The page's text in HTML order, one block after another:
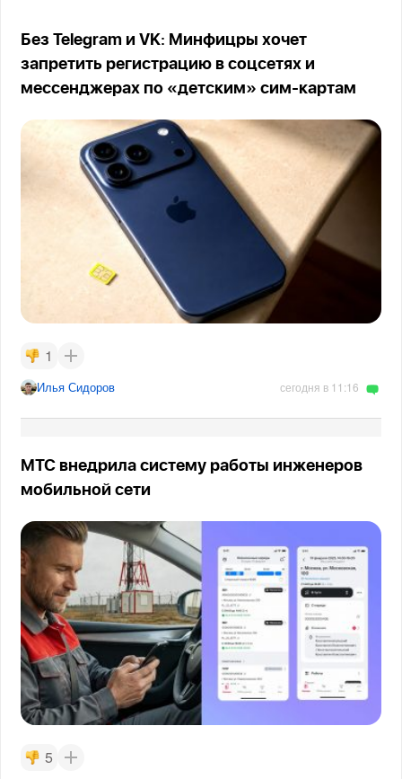
Без Telegram и VK: Минфицры хочет
запретить регистрацию в соцсетях и
мессенджерах по «детским» сим-картам
1
Илья Сидоров сегодня в 11:16
МТС внедрила систему работы инженеров
мобильной сети
5